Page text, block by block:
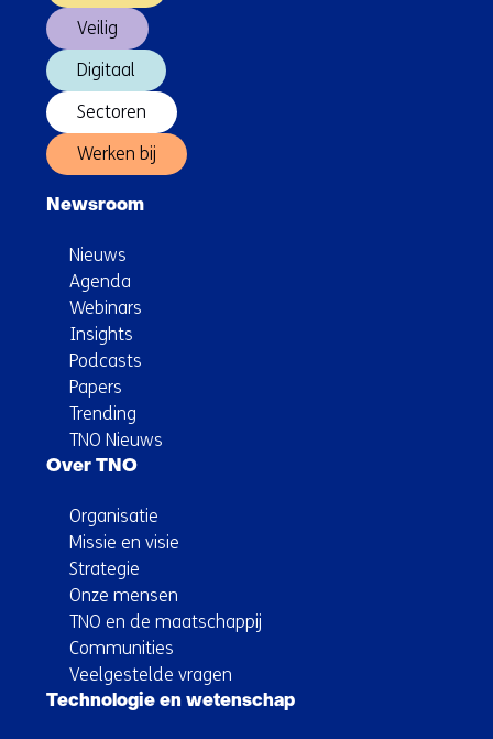
Veilig
Digitaal
Sectoren
Werken bij
Newsroom
Nieuws
Agenda
Webinars
Insights
Podcasts
Papers
Trending
TNO Nieuws
Over TNO
Organisatie
Missie en visie
Strategie
Onze mensen
TNO en de maatschappij
Communities
Veelgestelde vragen
Technologie en wetenschap